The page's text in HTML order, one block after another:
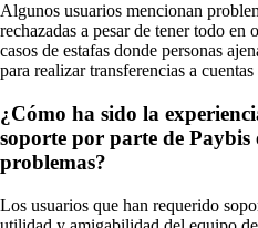
Algunos usuarios mencionan
rechazadas a pesar de tener todo en
casos de estafas donde personas
para realizar transferencias a
¿Cómo ha sido la
soporte por parte de Paybis
problemas?
Los usuarios que han requerido